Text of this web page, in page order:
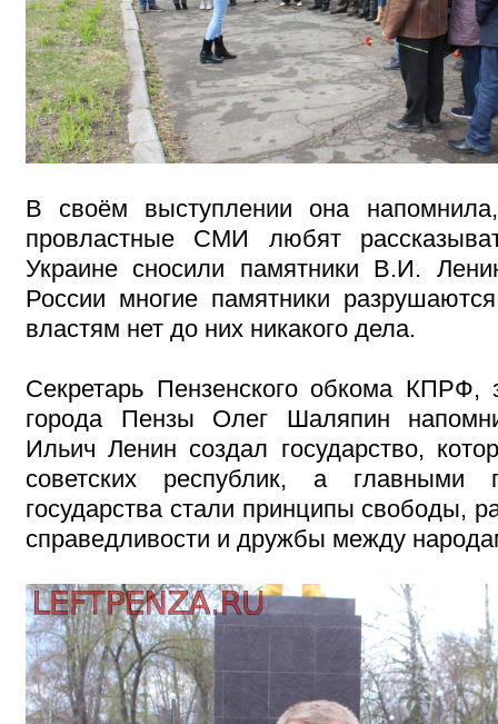
В своём выступлении она
провластные СМИ любят
Украине сносили памятники В.И.
России многие памятники
властям нет до них никакого дела.
Секретарь Пензенского обкома КПРФ,
города Пензы Олег Шаляпин
Ильич Ленин создал государство,
советских республик, а главными
государства стали принципы свободы,
справедливости и дружбы между